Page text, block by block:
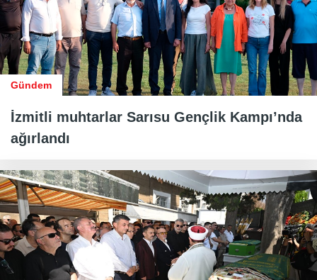
Gündem
İzmitli muhtarlar Sarısu Gençlik Kampı’nda
ağırlandı